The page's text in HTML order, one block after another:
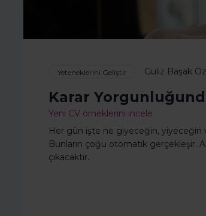
Yeteneklerini Geliştir Güliz Başak
Karar
Yeni CV örneklerini incele
Her gün işte ne giyeceğin, yiyeceğin
Bunların çoğu otomatik gerçekleşir.
çıkacaktır.